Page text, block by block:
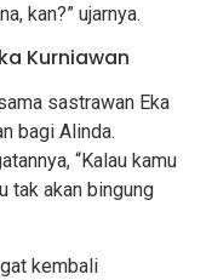
kan?” ujarnya.
Kurniawan
sastrawan Eka
bagi Alinda.
“Kalau kamu
tak akan bingung
kembali